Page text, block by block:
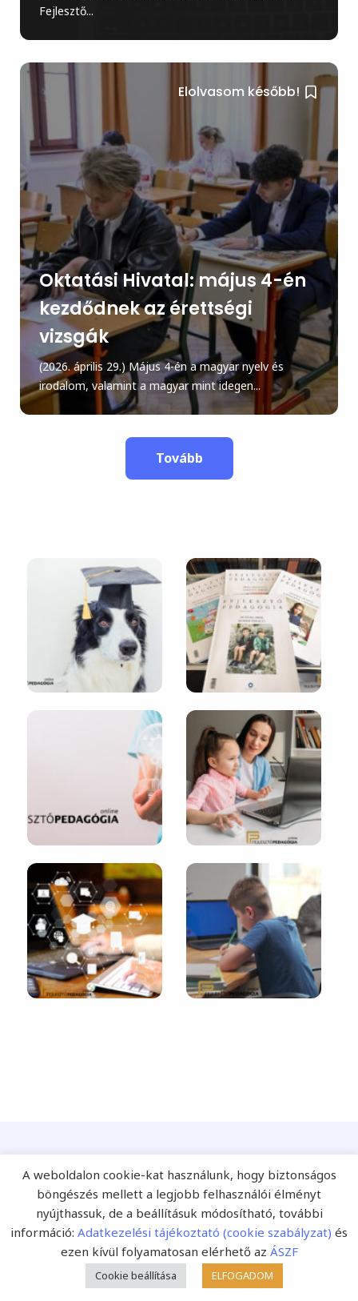
Fejlesztő...
Elolvasom később!
Oktatási Hivatal: május 4-én
kezdődnek az érettségi
vizsgák
(2026. április 29.) Május 4-én a magyar nyelv és
irodalom, valamint a magyar mint idegen...
Tovább
Ezt is ajánljuk!
A weboldalon cookie-kat használunk, hogy biztonságos
böngészés mellett a legjobb felhasználói élményt
nyújthassuk, de a beállításuk módosítható, további
információ: Adatkezelési tájékoztató (cookie szabályzat) és
ezen kívül folyamatosan elérhető az ÁSZF
Cookie beállítása ELFOGADOM